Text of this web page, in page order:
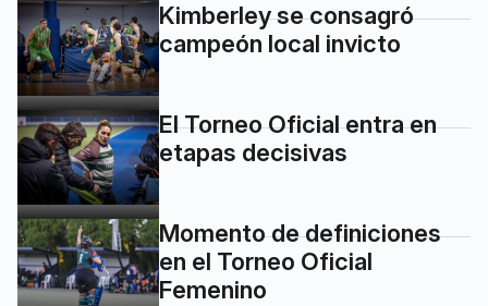
Kimberley se consagró
campeón local invicto
El Torneo Oficial entra en
etapas decisivas
Momento de definiciones
en el Torneo Oficial
Femenino